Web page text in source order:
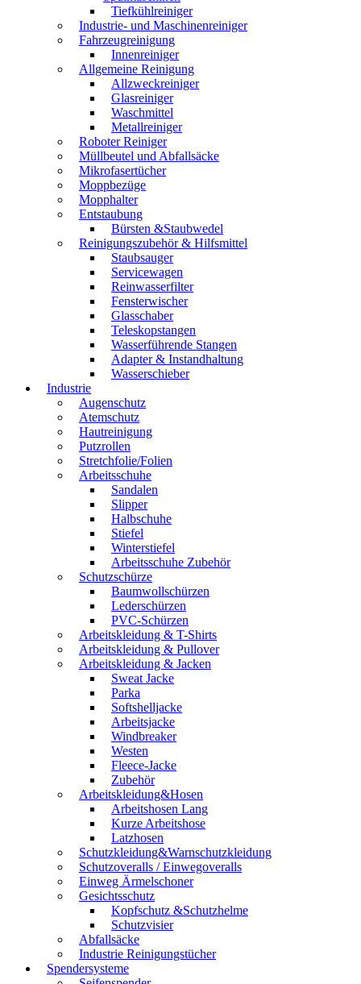
Tiefkühlreiniger
Industrie- und Maschinenreiniger
Fahrzeugreinigung
Innenreiniger
Allgemeine Reinigung
Allzweckreiniger
Glasreiniger
Waschmittel
Metallreiniger
Roboter Reiniger
Müllbeutel und Abfallsäcke
Mikrofasertücher
Moppbezüge
Mopphalter
Entstaubung
Bürsten &Staubwedel
Reinigungszubehör & Hilfsmittel
Staubsauger
Servicewagen
Reinwasserfilter
Fensterwischer
Glasschaber
Teleskopstangen
Wasserführende Stangen
Adapter & Instandhaltung
Wasserschieber
Industrie
Augenschutz
Atemschutz
Hautreinigung
Putzrollen
Stretchfolie/Folien
Arbeitsschuhe
Sandalen
Slipper
Halbschuhe
Stiefel
Winterstiefel
Arbeitsschuhe Zubehör
Schutzschürze
Baumwollschürzen
Lederschürzen
PVC-Schürzen
Arbeitskleidung & T-Shirts
Arbeitskleidung & Pullover
Arbeitskleidung & Jacken
Sweat Jacke
Parka
Softshelljacke
Arbeitsjacke
Windbreaker
Westen
Fleece-Jacke
Zubehör
Arbeitskleidung&Hosen
Arbeitshosen Lang
Kurze Arbeitshose
Latzhosen
Schutzkleidung&Warnschutzkleidung
Schutzoveralls / Einwegoveralls
Einweg Ärmelschoner
Gesichtsschutz
Kopfschutz &Schutzhelme
Schutzvisier
Abfallsäcke
Industrie Reinigungstücher
Spendersysteme